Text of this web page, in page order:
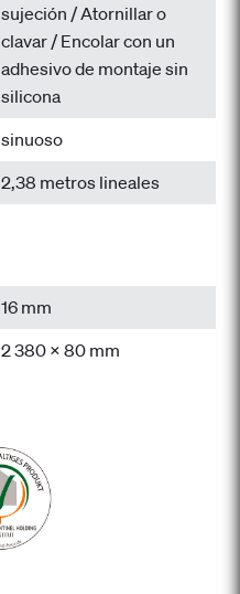
sujeción / Atornillar o
clavar / Encolar con un
adhesivo de montaje sin
silicona
sinuoso
2,38 metros lineales
16 mm
2 380 x 80 mm